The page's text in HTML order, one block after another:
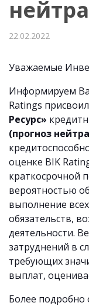
22.02.2022
Уважаемые
Информируем
Ratings
Ресурс»
(прогноз
оценке BIK
краткосрочной
вероятностью
выполнение
обязательств,
деятельности.
затруднений в
требующих
выплат,
Более подробно